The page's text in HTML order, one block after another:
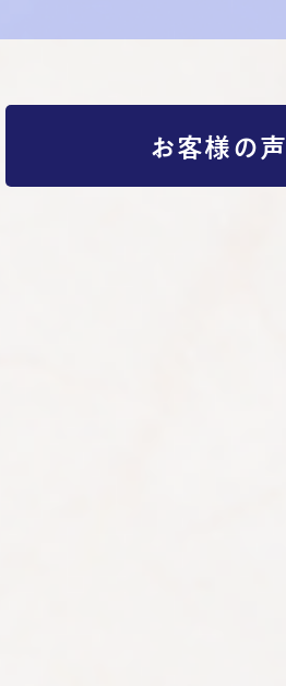
お客様の声